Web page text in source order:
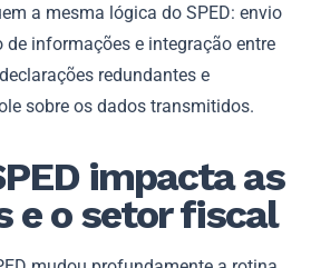
a mesma lógica do SPED: envio
informações e integração entre
redundantes e
sobre os dados transmitidos.
impacta as
e o setor fiscal